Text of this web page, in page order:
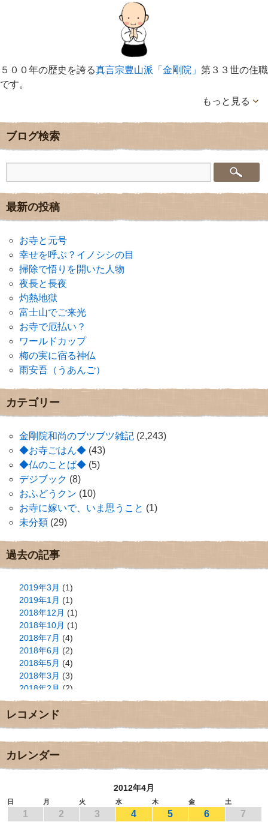
５００年の歴史を誇る真言宗豊山派「金剛院」 第３３世の住職
です。
もっと見る
ブログ検索
最新の投稿
お寺と元号
幸せを呼ぶ？イノシシの目
掃除で悟りを開いた人物
夜長と長夜
灼熱地獄
富士山でご来光
お寺で厄払い？
ワールドカップ
梅の実に宿る神仏
雨安吾（うあんご）
カテゴリー
金剛院和尚のブツブツ雑記 (2,243)
◆お寺ごはん◆ (43)
◆仏のことば◆ (5)
デジブック (8)
おふどうクン (10)
お寺に嫁いで、いま思うこと (1)
未分類 (29)
過去の記事
2019年3月 (1)
2019年1月 (1)
2018年12月 (1)
2018年10月 (1)
2018年7月 (4)
2018年6月 (2)
2018年5月 (4)
2018年3月 (3)
2018年2月 (2)
2018年1月(2)
2017年12月
2017年11月(3)
2017年9月
2017年8月
2017年5月
2017年4月(2)
レコメンド
カレンダー
2012年4月
日 月 火 水 木 金 土
1 2 3 4 5 6 7